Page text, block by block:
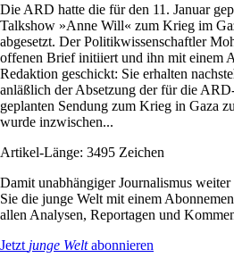
Die ARD hatte die für den 11. Januar
Talkshow »Anne Will« zum Krieg im
abgesetzt. Der Politikwissenschaftler
offenen Brief initiiert und ihn mit einem
Redaktion geschickt: Sie erhalten
anläßlich der Absetzung der für die
geplanten Sendung zum Krieg in Gaza
wurde inzwischen...
Artikel-Länge: 3495 Zeichen
Damit unabhängiger Journalismus
Sie die junge Welt mit einem
allen Analysen, Reportagen und
Jetzt junge Weltabonnieren